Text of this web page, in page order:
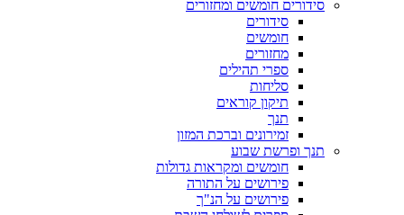
סידורים חומשים ומחזורים
סידורים
חומשים
מחזורים
ספרי תהילים
סליחות
תיקון קוראים
תנך
זמירונים וברכת המזון
תנך ופרשת שבוע
חומשים ומקראות גדולות
פירושים על התורה
פירושים על הנ"ך